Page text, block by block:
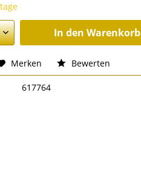
In den Warenkorb
Merken Bewerten
617764